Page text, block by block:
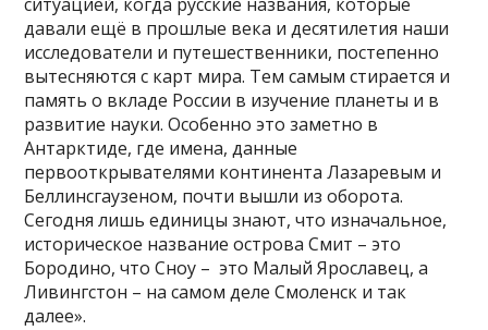
ситуацией, когда русские названия, которые
давали ещё в прошлые века и десятилетия наши
исследователи и путешественники, постепенно
вытесняются с карт мира. Тем самым стирается и
память о вкладе России в изучение планеты и в
развитие науки. Особенно это заметно в
Антарктиде, где имена, данные
первооткрывателями континента Лазаревым и
Беллинсгаузеном, почти вышли из оборота.
Сегодня лишь единицы знают, что изначальное,
историческое название острова Смит – это
Бородино, что Сноу – это Малый Ярославец, а
Ливингстон – на самом деле Смоленск и так
далее».